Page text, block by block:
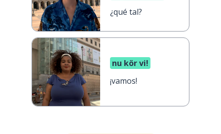
¿qué tal?
nu kör vi!
¡vamos!